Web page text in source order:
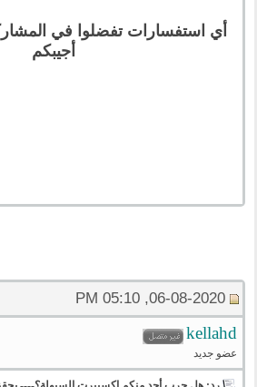
أي استفسارات تفضلوا في
أجيبكم
06-08-2020, 05:10 PM
kellahd
عضو جديد